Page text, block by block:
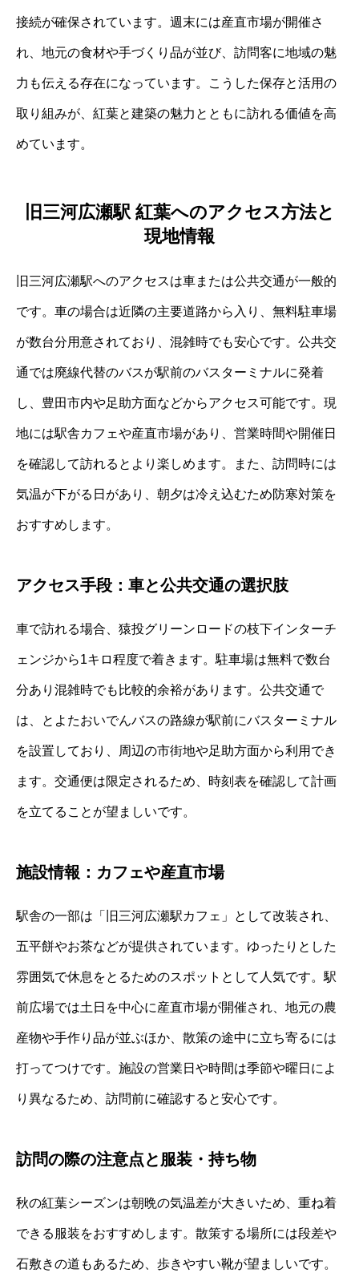
接続が確保されています。週末には産直市場が開催さ
れ、地元の食材や手づくり品が並び、訪問客に地域の魅
力も伝える存在になっています。こうした保存と活用の
取り組みが、紅葉と建築の魅力とともに訪れる価値を高
めています。
旧三河広瀬駅 紅葉へのアクセス方法と
現地情報
旧三河広瀬駅へのアクセスは車または公共交通が一般的
です。車の場合は近隣の主要道路から入り、無料駐車場
が数台分用意されており、混雑時でも安心です。公共交
通では廃線代替のバスが駅前のバスターミナルに発着
し、豊田市内や足助方面などからアクセス可能です。現
地には駅舎カフェや産直市場があり、営業時間や開催日
を確認して訪れるとより楽しめます。また、訪問時には
気温が下がる日があり、朝夕は冷え込むため防寒対策を
おすすめします。
アクセス手段：車と公共交通の選択肢
車で訪れる場合、猿投グリーンロードの枝下インターチ
ェンジから1キロ程度で着きます。駐車場は無料で数台
分あり混雑時でも比較的余裕があります。公共交通で
は、とよたおいでんバスの路線が駅前にバスターミナル
を設置しており、周辺の市街地や足助方面から利用でき
ます。交通便は限定されるため、時刻表を確認して計画
を立てることが望ましいです。
施設情報：カフェや産直市場
駅舎の一部は「旧三河広瀬駅カフェ」として改装され、
五平餅やお茶などが提供されています。ゆったりとした
雰囲気で休息をとるためのスポットとして人気です。駅
前広場では土日を中心に産直市場が開催され、地元の農
産物や手作り品が並ぶほか、散策の途中に立ち寄るには
打ってつけです。施設の営業日や時間は季節や曜日によ
り異なるため、訪問前に確認すると安心です。
訪問の際の注意点と服装・持ち物
秋の紅葉シーズンは朝晩の気温差が大きいため、重ね着
できる服装をおすすめします。散策する場所には段差や
石敷きの道もあるため、歩きやすい靴が望ましいです。